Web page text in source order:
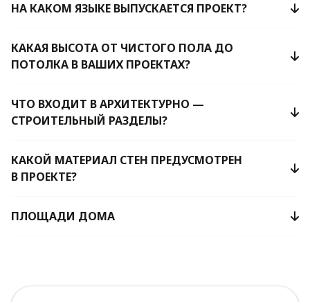
НА КАКОМ ЯЗЫКЕ ВЫПУСКАЕТСЯ ПРОЕКТ?
КАКАЯ ВЫСОТА ОТ ЧИСТОГО ПОЛА ДО
ПОТОЛКА В ВАШИХ ПРОЕКТАХ?
ЧТО ВХОДИТ В АРХИТЕКТУРНО —
СТРОИТЕЛЬНЫЙ РАЗДЕЛЫ?
КАКОЙ МАТЕРИАЛ СТЕН ПРЕДУСМОТРЕН
В ПРОЕКТЕ?
ПЛОЩАДИ ДОМА